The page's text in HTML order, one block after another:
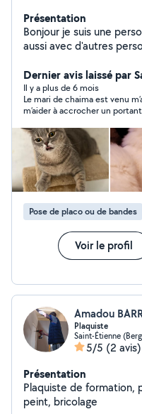
Présentation
Bonjour je suis une personne polyvalente je travaille
aussi avec d'autres
informatique et ménage
très bien vous faciliter
relation avec ces
pas à me contacter.
Dernier avis laissé par
Il y a plus de 6 mois
Le mari de chaima est venu
m’aider à accrocher un
travail. Il a su respecter mon
Travailleur et sympathique je
Pose de placo ou de bandes
Voir le profil
Amadou
Plaquiste
Saint-Étienne
5/5 (2 avis)
Présentation
Plaquiste de formation,
peint, bricolage